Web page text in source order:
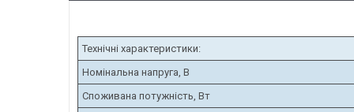
Технічні характеристики:
Номінальна напруга, В
Споживана потужність, Вт